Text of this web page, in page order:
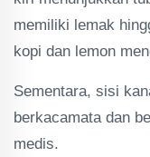
memiliki lemak
kopi dan lemon
Sementara, sisi
berkacamata dan
medis.